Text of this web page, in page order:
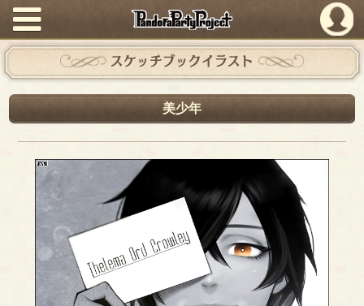
PandoraPartyProject
スケッチブックイラスト
美少年